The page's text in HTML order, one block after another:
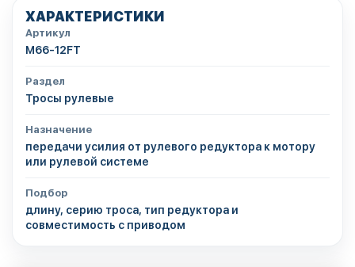
ХАРАКТЕРИСТИКИ
Артикул
M66-12FT
Раздел
Тросы рулевые
Назначение
передачи усилия от рулевого редуктора к мотору
или рулевой системе
Подбор
длину, серию троса, тип редуктора и
совместимость с приводом